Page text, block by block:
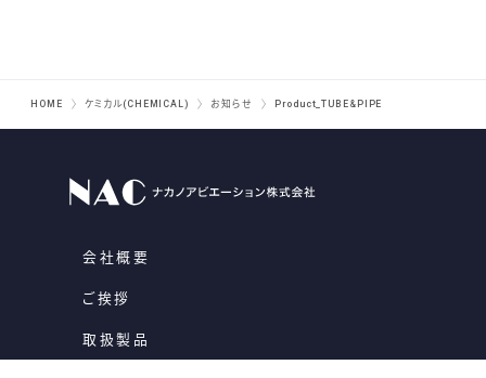
HOME ケミカル(CHEMICAL) お知らせ Product_TUBE&PIPE
会社概要
ご挨拶
取扱製品